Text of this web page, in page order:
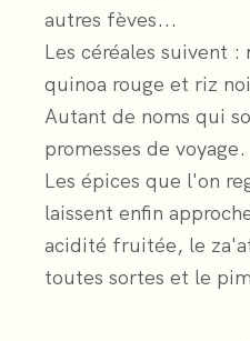
autres fèves...
Les céréales suivent
quinoa rouge et riz
Autant de noms qui
promesses de voyage.
Les épices que l'on
laissent enfin
acidité fruitée, le
toutes sortes et le